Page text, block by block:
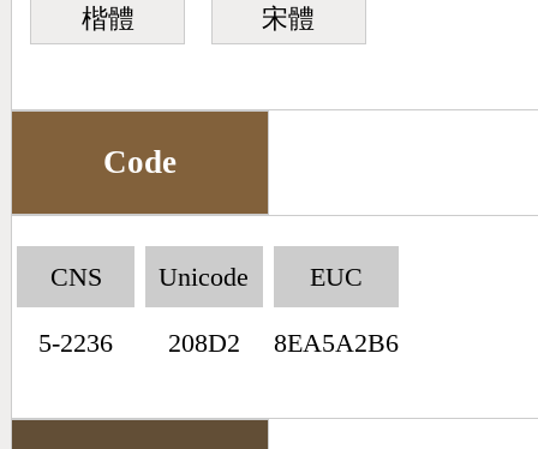
楷體 宋體
Code
CNS
5-2236
Unicode
208D2
EUC
8EA5A2B6